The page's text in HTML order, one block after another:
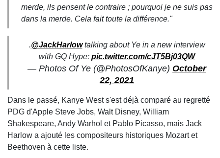
merde, ils pensent le contraire ; pourquoi je ne suis pas
dans la merde. Cela fait toute la différence."
.@JackHarlowtalking about Ye in a new interview
with GQ Hype: pic.twitter.com/cJT5Bj03QW
— Photos Of Ye (@PhotosOfKanye) October
22, 2021
Dans le passé, Kanye West s'est déjà comparé au regretté
PDG d'Apple Steve Jobs, Walt Disney, William
Shakespeare, Andy Warhol et Pablo Picasso, mais Jack
Harlow a ajouté les compositeurs historiques Mozart et
Beethoven à cette liste.